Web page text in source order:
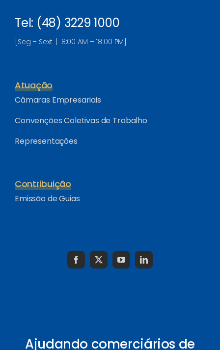
Tel: (48) 3229 1000
[Seg – Sext | 8:00 AM – 18:00 PM]
Atuação
Câmaras Empresariais
Convenções Coletivas de Trabalho
Representações
Contribuição
Emissão de Guias
Ajudando comerciários de